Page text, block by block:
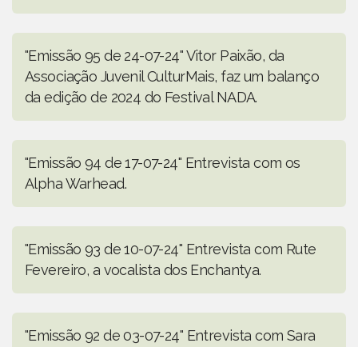
"Emissão 95 de 24-07-24" Vitor Paixão, da
Associação Juvenil CulturMais, faz um balanço
da edição de 2024 do Festival NADA.
"Emissão 94 de 17-07-24" Entrevista com os
Alpha Warhead.
"Emissão 93 de 10-07-24" Entrevista com Rute
Fevereiro, a vocalista dos Enchantya.
"Emissão 92 de 03-07-24" Entrevista com Sara